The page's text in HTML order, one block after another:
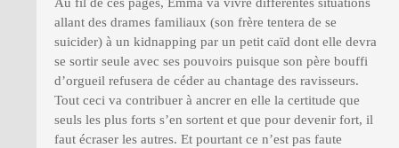
Au fil de ces pages, Emma va vivre différentes situations
allant des drames familiaux (son frère tentera de se
suicider) à un kidnapping par un petit caïd dont elle devra
se sortir seule avec ses pouvoirs puisque son père bouffi
d’orgueil refusera de céder au chantage des ravisseurs.
Tout ceci va contribuer à ancrer en elle la certitude que
seuls les plus forts s’en sortent et que pour devenir fort, il
faut écraser les autres. Et pourtant ce n’est pas faute